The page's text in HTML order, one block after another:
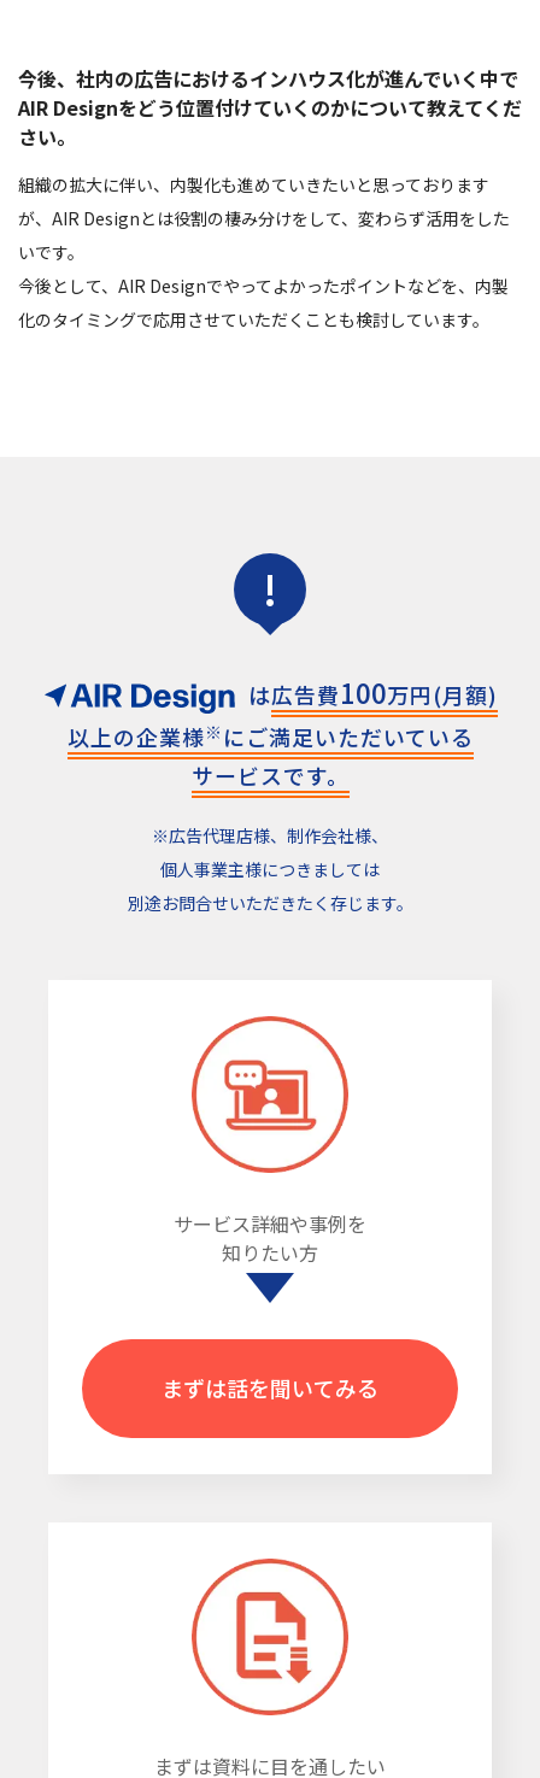
今後、社内の広告におけるインハウス化が進んでいく中で
AIR Designをどう位置付けていくのかについて教えてくだ
さい。
組織の拡大に伴い、内製化も進めていきたいと思っております
が、AIR Designとは役割の棲み分けをして、変わらず活用をした
いです。
今後として、AIR Designでやってよかったポイントなどを、内製
化のタイミングで応用させていただくことも検討しています。
!
は広告費100万円(月額)
以上の企業様※ にご満足いただいている
サービスです。
※広告代理店様、制作会社様、
個人事業主様につきましては
別途お問合せいただきたく存じます。
サービス詳細や事例を
知りたい方
まずは話を聞いてみる
まずは資料に目を通したい